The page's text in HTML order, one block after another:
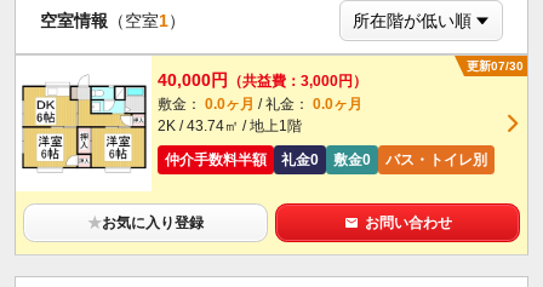
空室情報 （空室1）
更新07/30
40,000円
（共益費：3,000円）
敷金： 0.0ヶ月 / 礼金： 0.0ヶ月
2K / 43.74㎡ / 地上1階
仲介手数料半額
礼金0 敷金0 バス・トイレ別
★お気に入り登録 お問い合わせ